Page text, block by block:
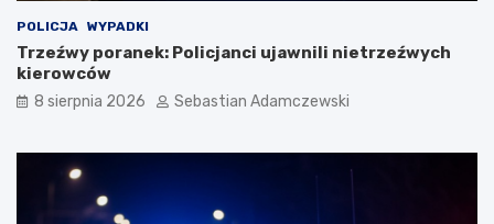
POLICJA WYPADKI
Trzeźwy poranek: Policjanci ujawnili nietrzeźwych
kierowców
8 sierpnia 2026 Sebastian Adamczewski